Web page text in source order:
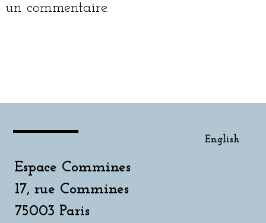
un commentaire.
Espace Commines
17, rue Commines
75003 Paris
English